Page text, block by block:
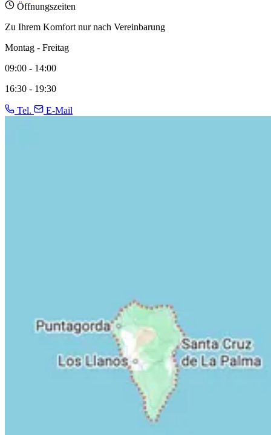
Öffnungszeiten
Zu Ihrem Komfort nur nach Vereinbarung
Montag - Freitag
09:00 - 14:00
16:30 - 19:30
Tel. E-Mail